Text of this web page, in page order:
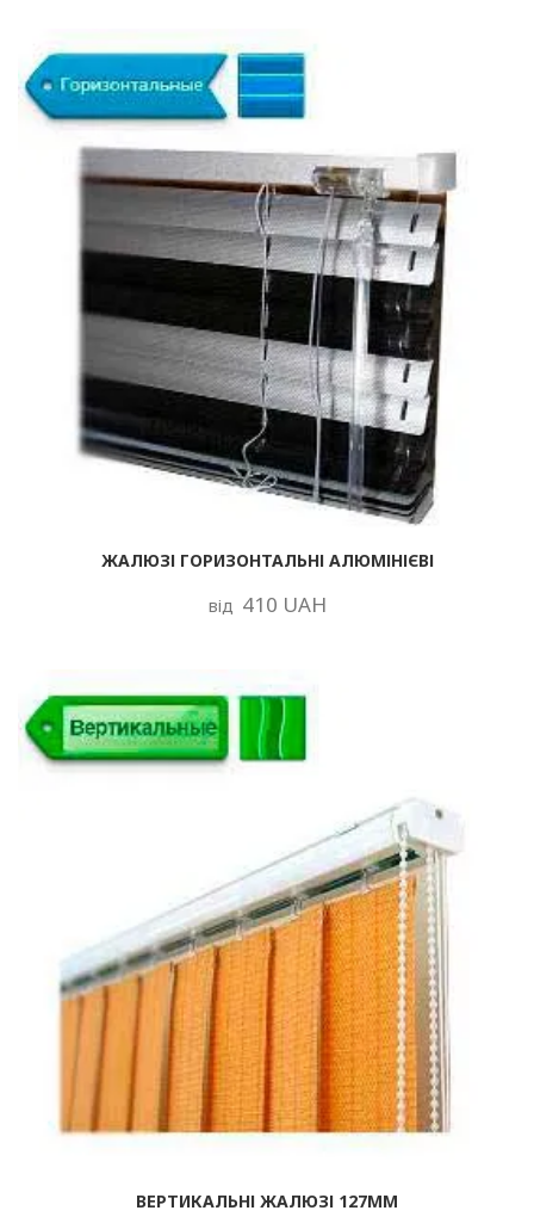
ЖАЛЮЗІ ГОРИЗОНТАЛЬНІ АЛЮМІНІЄВІ
від 410 UAH
ВЕРТИКАЛЬНІ ЖАЛЮЗІ 127ММ